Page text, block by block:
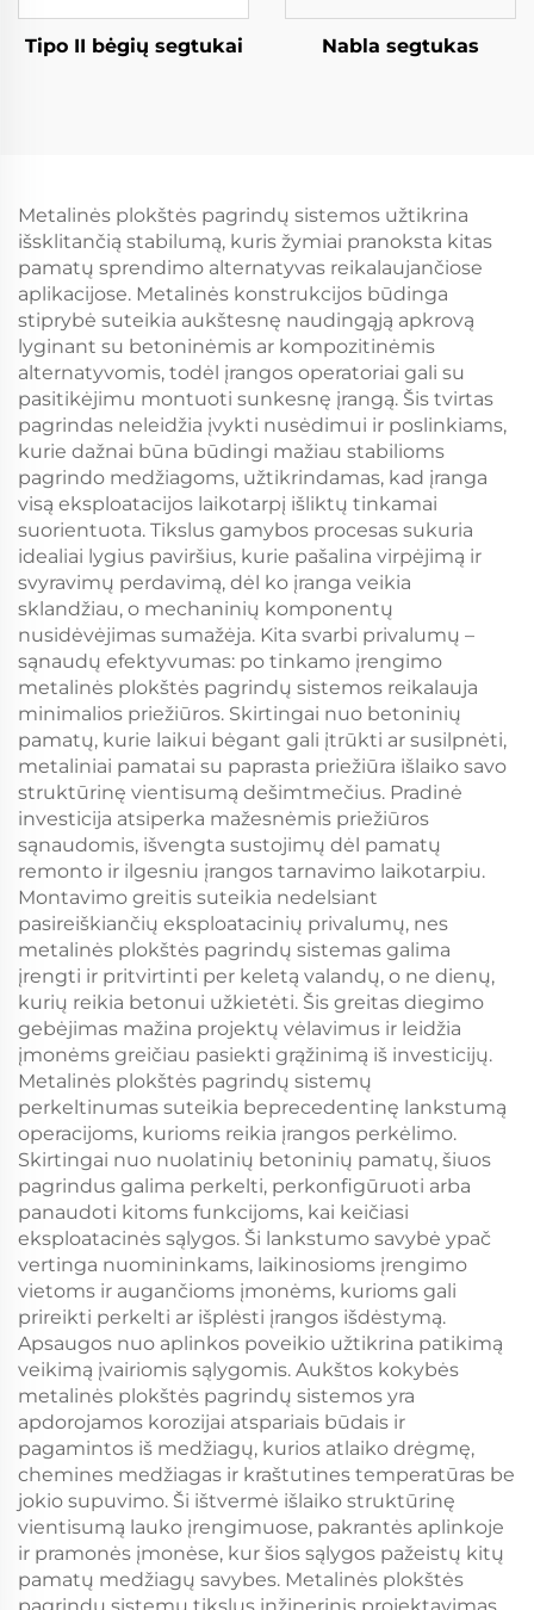
Tipo II bėgių segtukai Nabla segtukas
Metalinės plokštės pagrindų sistemos užtikrina
išsklitančią stabilumą, kuris žymiai pranoksta kitas
pamatų sprendimo alternatyvas reikalaujančiose
aplikacijose. Metalinės konstrukcijos būdinga
stiprybė suteikia aukštesnę naudingąją apkrovą
lyginant su betoninėmis ar kompozitinėmis
alternatyvomis, todėl įrangos operatoriai gali su
pasitikėjimu montuoti sunkesnę įrangą. Šis tvirtas
pagrindas neleidžia įvykti nusėdimui ir poslinkiams,
kurie dažnai būna būdingi mažiau stabilioms
pagrindo medžiagoms, užtikrindamas, kad įranga
visą eksploatacijos laikotarpį išliktų tinkamai
suorientuota. Tikslus gamybos procesas sukuria
idealiai lygius paviršius, kurie pašalina virpėjimą ir
svyravimų perdavimą, dėl ko įranga veikia
sklandžiau, o mechaninių komponentų
nusidėvėjimas sumažėja. Kita svarbi privalumų –
sąnaudų efektyvumas: po tinkamo įrengimo
metalinės plokštės pagrindų sistemos reikalauja
minimalios priežiūros. Skirtingai nuo betoninių
pamatų, kurie laikui bėgant gali įtrūkti ar susilpnėti,
metaliniai pamatai su paprasta priežiūra išlaiko savo
struktūrinę vientisumą dešimtmečius. Pradinė
investicija atsiperka mažesnėmis priežiūros
sąnaudomis, išvengta sustojimų dėl pamatų
remonto ir ilgesniu įrangos tarnavimo laikotarpiu.
Montavimo greitis suteikia nedelsiant
pasireiškiančių eksploatacinių privalumų, nes
metalinės plokštės pagrindų sistemas galima
įrengti ir pritvirtinti per keletą valandų, o ne dienų,
kurių reikia betonui užkietėti. Šis greitas diegimo
gebėjimas mažina projektų vėlavimus ir leidžia
įmonėms greičiau pasiekti grąžinimą iš investicijų.
Metalinės plokštės pagrindų sistemų
perkeltinumas suteikia beprecedentinę lankstumą
operacijoms, kurioms reikia įrangos perkėlimo.
Skirtingai nuo nuolatinių betoninių pamatų, šiuos
pagrindus galima perkelti, perkonfigūruoti arba
panaudoti kitoms funkcijoms, kai keičiasi
eksploatacinės sąlygos. Ši lankstumo savybė ypač
vertinga nuomininkams, laikinosioms įrengimo
vietoms ir augančioms įmonėms, kurioms gali
prireikti perkelti ar išplėsti įrangos išdėstymą.
Apsaugos nuo aplinkos poveikio užtikrina patikimą
veikimą įvairiomis sąlygomis. Aukštos kokybės
metalinės plokštės pagrindų sistemos yra
apdorojamos korozijai atspariais būdais ir
pagamintos iš medžiagų, kurios atlaiko drėgmę,
chemines medžiagas ir kraštutines temperatūras be
jokio supuvimo. Ši ištvermė išlaiko struktūrinę
vientisumą lauko įrengimuose, pakrantės aplinkoje
ir pramonės įmonėse, kur šios sąlygos pažeistų kitų
pamatų medžiagų savybes. Metalinės plokštės